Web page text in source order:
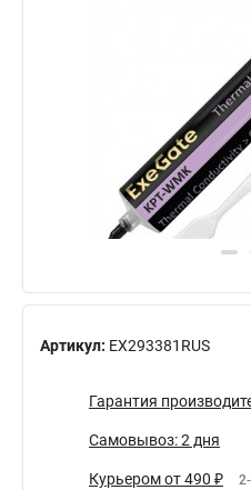
Артикул: EX293381RUS
Гарантия
Самовывоз: 2 дня
Курьером от 490 ₽